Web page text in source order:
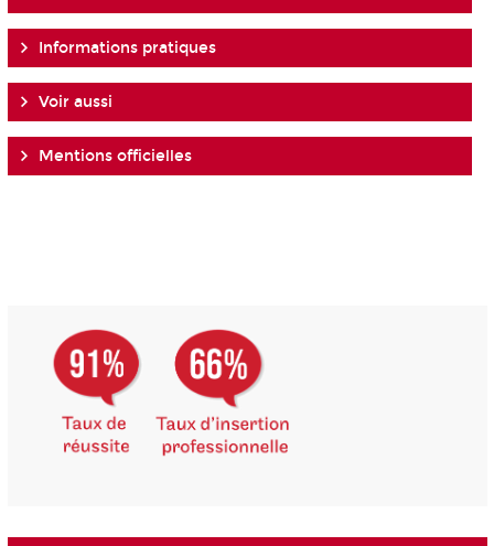
Informations pratiques
Voir aussi
Mentions officielles